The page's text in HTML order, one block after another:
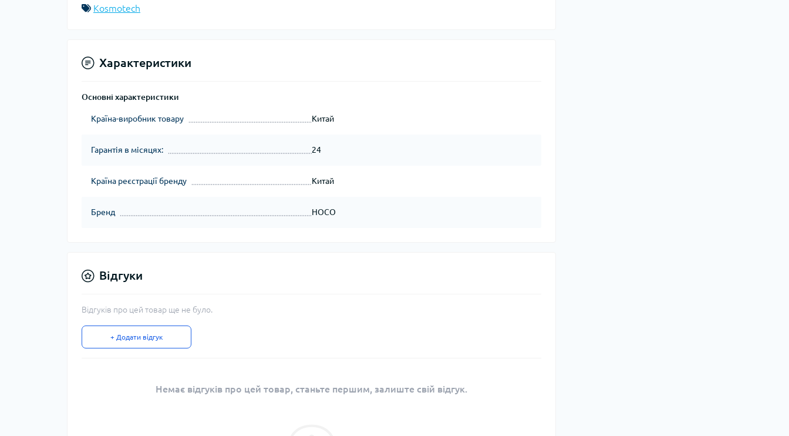
Kosmotech
Характеристики
Основні характеристики
Країна-виробник товару Китай
Гарантія в місяцях: 24
Країна реєстрації бренду Китай
Бренд HOCO
Відгуки
Відгуків про цей товар ще не було.
+ Додати відгук
Немає відгуків про цей товар, станьте першим, залиште свій відгук.